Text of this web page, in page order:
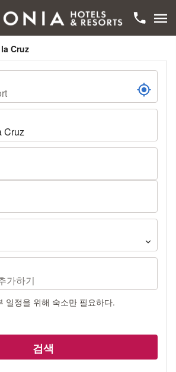
Cruz
일정을 위해 숙소만 필요하다.
검색